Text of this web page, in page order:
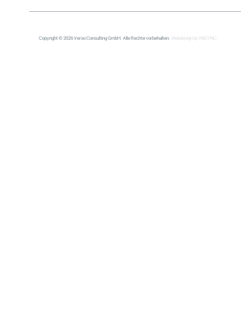
Copyright © 2026 Veroo Consulting GmbH. Alle Rechte vorbehalten. Webdesign by INSYNC.